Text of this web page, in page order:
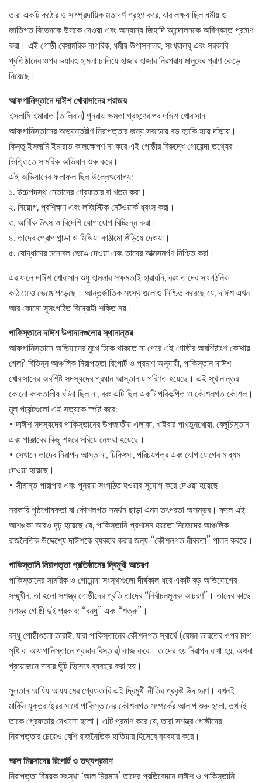
তারা একটি কঠোর ও সাম্প্রদায়িক মতাদর্শ গ্রহণ করে, যার লক্ষ্য ছিল ধর্মীয় ও
জাতিগত বিভেদকে উসকে দেওয়া এবং অন্যান্য জিহাদি আন্দোলনকে অবিশ্বস্ত প্রমাণ
করা। এই গোষ্ঠী বেসামরিক নাগরিক, ধর্মীয় উপাসনালয়, সংখ্যালঘু এবং সরকারি
প্রতিষ্ঠানের ওপর ভয়াবহ হামলা চালিয়ে হাজার হাজার নিরপরাধ মানুষের প্রাণ কেড়ে
নিয়েছে।
আফগানিস্তানে দাঈশ খোরাসানের পরাজয়
ইসলামি ইমারাত (তালিবান) পুনরায় ক্ষমতা গ্রহণের পর দাঈশ খোরাসান
আফগানিস্তানের অভ্যন্তরীণ নিরাপত্তার জন্য সবচেয়ে বড় হুমকি হয়ে দাঁড়ায়।
কিন্তু ইসলামি ইমারাত কালক্ষেপণ না করে এই গোষ্ঠীর বিরুদ্ধে গোয়েন্দা তথ্যের
ভিত্তিতে সামরিক অভিযান শুরু করে।
এই অভিযানের ফলাফল ছিল উল্লেখযোগ্য:
১. উচ্চপদস্থ নেতাদের গ্রেফতার বা খতম করা।
২. নিয়োগ, প্রশিক্ষণ এবং লজিস্টিক নেটওয়ার্ক ধ্বংস করা।
৩. আর্থিক উৎস ও বিদেশি যোগাযোগ বিচ্ছিন্ন করা।
৪. তাদের প্রোপাগান্ডা ও মিডিয়া কাঠামো গুঁড়িয়ে দেওয়া।
৫. যোদ্ধাদের মনোবল ভেঙে দেওয়া এবং তাদের আত্মসমর্পণ নিশ্চিত করা।
এর ফলে দাঈশ খোরাসান শুধু হামলার সক্ষমতাই হারায়নি, বরং তাদের সাংগঠনিক
কাঠামোও ভেঙে পড়েছে। আন্তর্জাতিক সংস্থাগুলোও নিশ্চিত করেছে যে, দাঈশ এখন
আর কোনো সুসংগঠিত বিদ্রোহী শক্তি নয়।
পাকিস্তানে দাঈশ উপাদানগুলোর স্থানান্তর
আফগানিস্তানে অভিযানের মুখে টিকে থাকতে না পেরে এই গোষ্ঠীর অবশিষ্টাংশ কোথায়
গেল? বিভিন্ন আঞ্চলিক নিরাপত্তা রিপোর্ট ও প্রমাণ অনুযায়ী, পাকিস্তান দাঈশ
খোরাসানের অবশিষ্ট সদস্যদের প্রধান আস্তানায় পরিণত হয়েছে। এই স্থানান্তর
কোনো কাকতালীয় ঘটনা ছিল না, বরং এটি ছিল একটি পরিকল্পিত ও কৌশলগত কৌশল।
মূল পয়েন্টগুলো এই সত্যকে স্পষ্ট করে:
• দাঈশ সদস্যদের পাকিস্তানের উপজাতীয় এলাকা, খাইবার পাখতুনখোয়া, বেলুচিস্তান
এবং পাঞ্জাবের কিছু শহরে সরিয়ে নেওয়া হয়েছে।
• সেখানে তাদের নিরাপদ আস্তানা, চিকিৎসা, পরিচয়পত্র এবং যোগাযোগের মাধ্যম
দেওয়া হয়েছে।
• সীমান্ত পারাপার এবং পুনরায় সংগঠিত হওয়ার সুযোগ করে দেওয়া হয়েছে।
সরকারি পৃষ্ঠপোষকতা বা কৌশলগত সমর্থন ছাড়া এমন তৎপরতা অসম্ভব। ফলে এই
আশঙ্কা আরও দৃঢ় হয়েছে যে, পাকিস্তানি প্রশাসন হয়তো নিজেদের আঞ্চলিক
রাজনৈতিক উদ্দেশ্যে দাঈশকে ব্যবহার করার জন্য “কৌশলগত নীরবতা” পালন করছে।
পাকিস্তানি নিরাপত্তা প্রতিষ্ঠানের দ্বিমুখী আচরণ
পাকিস্তানের সামরিক ও গোয়েন্দা সংস্থাগুলো দীর্ঘকাল ধরে একটি বড় অভিযোগের
সম্মুখীন, তা হলো সশস্ত্র গোষ্ঠীদের প্রতি তাদের “নির্বাচনমূলক আচরণ”। তাদের কাছে
সশস্ত্র গোষ্ঠী দুই প্রকার: “বন্ধু” এবং “শত্রু”।
বন্ধু গোষ্ঠীগুলো তারাই, যারা পাকিস্তানের কৌশলগত স্বার্থে (যেমন ভারতের ওপর চাপ
সৃষ্টি বা আফগানিস্তানে প্রভাব বিস্তার) কাজ করে। তাদের হয় নিরাপদ রাখা হয়, অথবা
প্রয়োজনে দাবার ঘুঁটি হিসেবে ব্যবহার করা হয়।
সুলতান আযিয আযযামের গ্রেফতারি এই দ্বিমুখী নীতির প্রকৃষ্ট উদাহরণ। যখনই
মার্কিন যুক্তরাষ্ট্রের সাথে পাকিস্তানের কৌশলগত সম্পর্কের আলাপ শুরু হলো, তখনই
তাকে গ্রেফতার দেখানো হলো। এটি প্রমাণ করে যে, তারা সশস্ত্র গোষ্ঠীদের
নিরাপত্তার চেয়েও বেশি রাজনৈতিক হাতিয়ার হিসেবে ব্যবহার করে।
আল মিরসাদের রিপোর্ট ও তথ্যপ্রমাণ
নিরাপত্তা বিষয়ক সংস্থা ‘আল মিরসাদ’ তাদের প্রতিবেদনে দাঈশ ও পাকিস্তানি